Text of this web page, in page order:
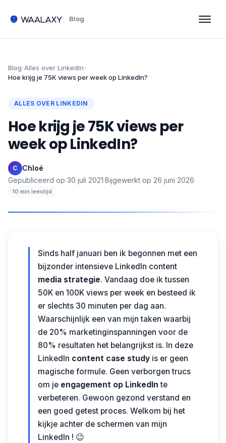
Blog
Blog›Alles over LinkedIn›
Hoe krijg je 75K views per week op LinkedIn?
ALLES OVER LINKEDIN
Hoe krijg je 75K views per
week op LinkedIn?
C Chloé·
Gepubliceerd op 30 juli 2021·Bijgewerkt op 26 juni 2026·
10 min leestijd
Sinds half januari ben ik begonnen met een
bijzonder intensieve LinkedIn content
media strategie. Vandaag doe ik tussen
50K en 100K views per week en besteed ik
er slechts 30 minuten per dag aan.
Waarschijnlijk een van mijn taken waarbij
de 20% marketinginspanningen voor de
80% resultaten het belangrijkst is. In deze
LinkedIn content case study is er geen
magische formule. Geen verborgen trucs
om je engagement op LinkedIn te
verbeteren. Gewoon gezond verstand en
een goed getest proces. Welkom bij het
kijkje achter de schermen van mijn
LinkedIn ! 😉